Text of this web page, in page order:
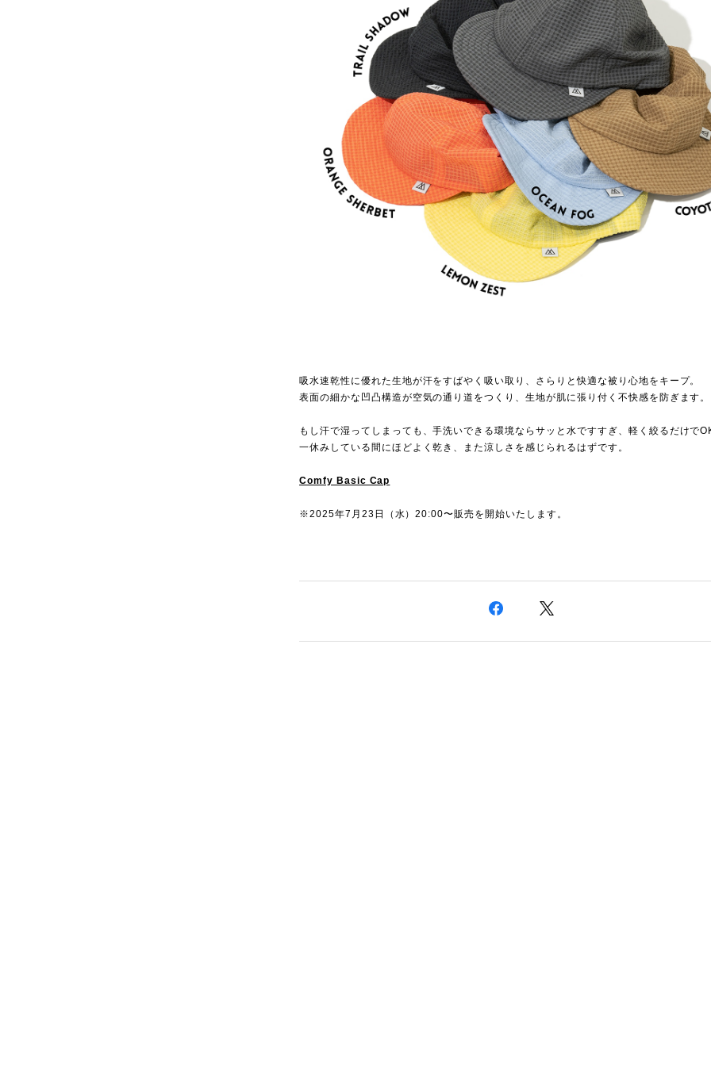
吸水速乾性に優れた生地が汗をすばやく吸い取り、さらりと快適な被り心地をキープ。
表面の細かな凹凸構造が空気の通り道をつくり、生地が肌に張り付く不快感を防ぎます。
もし汗で湿ってしまっても、手洗いできる環境ならサッと水ですすぎ、軽く絞るだけで
一休みしている間にほどよく乾き、また涼しさを感じられるはずです。
Comfy Basic Cap
※2025年7月23日（水）20:00〜販売を開始いたします。